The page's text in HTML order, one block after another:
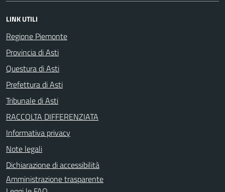
LINK UTILI
Regione Piemonte
Provincia di Asti
Questura di Asti
Prefettura di Asti
Tribunale di Asti
RACCOLTA DIFFERENZIATA
Informativa privacy
Note legali
Dichiarazione di accessibilità
Amministrazione trasparente